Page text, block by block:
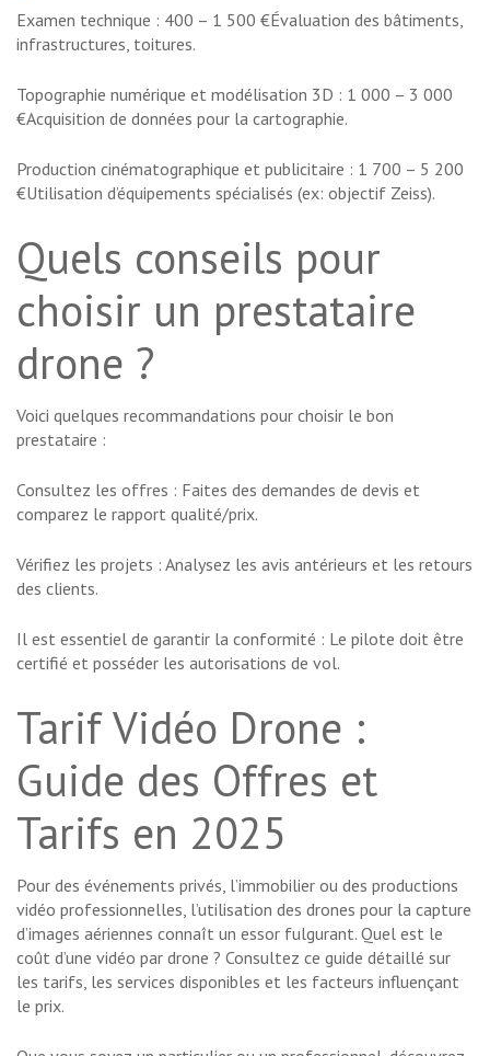
Examen technique : 400 – 1 500 €Évaluation des bâtiments,
infrastructures, toitures.
Topographie numérique et modélisation 3D : 1 000 – 3 000
€Acquisition de données pour la cartographie.
Production cinématographique et publicitaire : 1 700 – 5 200
€Utilisation d’équipements spécialisés (ex: objectif Zeiss).
Quels conseils pour
choisir un prestataire
drone ?
Voici quelques recommandations pour choisir le bon
prestataire :
Consultez les offres : Faites des demandes de devis et
comparez le rapport qualité/prix.
Vérifiez les projets : Analysez les avis antérieurs et les retours
des clients.
Il est essentiel de garantir la conformité : Le pilote doit être
certifié et posséder les autorisations de vol.
Tarif Vidéo Drone :
Guide des Offres et
Tarifs en 2025
Pour des événements privés, l’immobilier ou des productions
vidéo professionnelles, l’utilisation des drones pour la capture
d’images aériennes connaît un essor fulgurant. Quel est le
coût d’une vidéo par drone ? Consultez ce guide détaillé sur
les tarifs, les services disponibles et les facteurs influençant
le prix.